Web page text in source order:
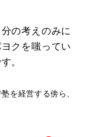
の考えのみに
クを嗤ってい
。
を経営する傍ら、